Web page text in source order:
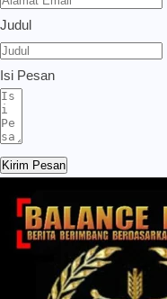
Judul
Isi Pesan
Kirim Pesan